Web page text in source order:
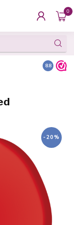
0
Gratis
8.8
-20%